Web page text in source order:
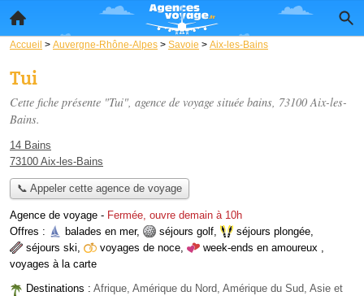
Accueil > Auvergne-Rhône-Alpes > Savoie > Aix-les-Bains
Tui
Cette fiche présente "Tui", agence de voyage située bains, 73100 Aix-les-
Bains.
14 Bains
73100 Aix-les-Bains
📞 Appeler cette agence de voyage
Agence de voyage - Fermée, ouvre demain à 10h
Offres :
balades en mer, séjours golf, séjours plongée,
séjours ski, voyages de noce, week-ends en amoureux ,
voyages à la carte
Destinations : Afrique, Amérique du Nord, Amérique du Sud, Asie et